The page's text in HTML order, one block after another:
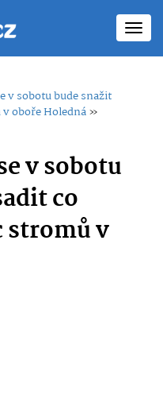
v sobotu bude snažit
oboře Holedná»
v sobotu
co
stromů v